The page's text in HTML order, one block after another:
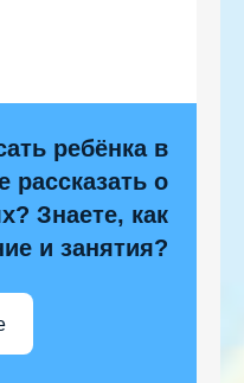
ребёнка в
рассказать о
Знаете, как
и занятия?